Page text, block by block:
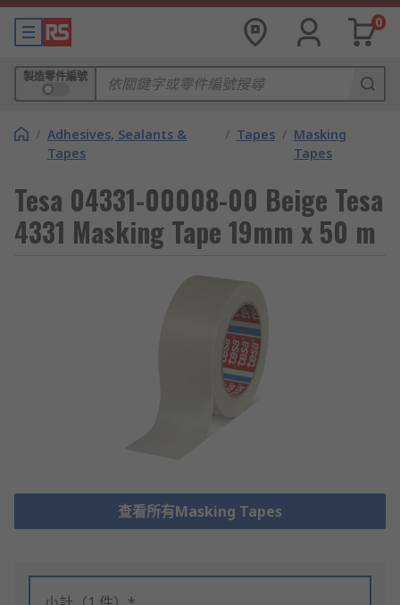
0
製造零件編號
/ Adhesives, Sealants &
Tapes
/ Tapes / Masking
Tapes
Tesa 04331-00008-00 Beige Tesa
4331 Masking Tape 19mm x 50 m
查看所有Masking Tapes